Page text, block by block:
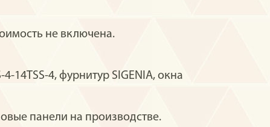
не включена.
14TSS-4, фурнитур SIGENIA, окна
панели на производстве.